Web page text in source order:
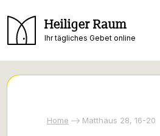
Heiliger Raum
Ihr tägliches Gebet online
Home Matthäus 28, 16-20